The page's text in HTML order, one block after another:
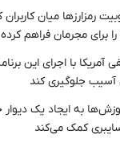
رمزارزها میان
برای مجرمان فراهم کرده
با اجرای این
جلوگیری کند
به ایجاد یک دیوار
کمک می‌کند